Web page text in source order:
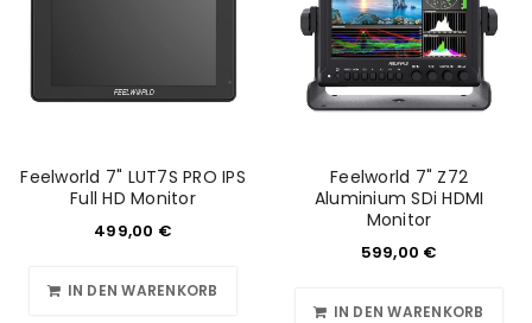
Feelworld 7" LUT7S PRO IPS
Full HD Monitor
499,00 €
IN DEN WARENKORB
Feelworld 7" Z72
Aluminium SDi HDMI
Monitor
599,00 €
IN DEN WARENKORB